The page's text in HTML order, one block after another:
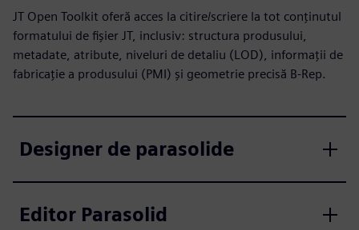
JT Open Toolkit oferă acces la citire/scriere la tot conținutul
formatului de fișier JT, inclusiv: structura produsului,
metadate, atribute, niveluri de detaliu (LOD), informații de
fabricație a produsului (PMI) și geometrie precisă B-Rep.
Designer de parasolide
Editor Parasolid